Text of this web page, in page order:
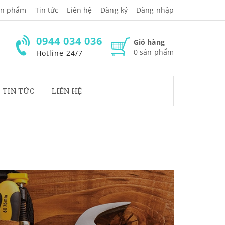
phẩm Tin tức Liên hệ Đăng ký Đăng nhập
Giỏ hàng
0 sản phẩm
0944 034 036
Hotline 24/7
TIN TỨC LIÊN HỆ